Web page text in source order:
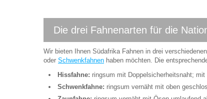
Die drei Fahnenarten für die
Wir bieten Ihnen Südafrika Fahnen in drei
oder Schwenkfahnen haben möchten. Die
Hissfahne: ringsum mit Doppelsicherheitsnaht;
Schwenkfahne: ringsum vernäht mit oben